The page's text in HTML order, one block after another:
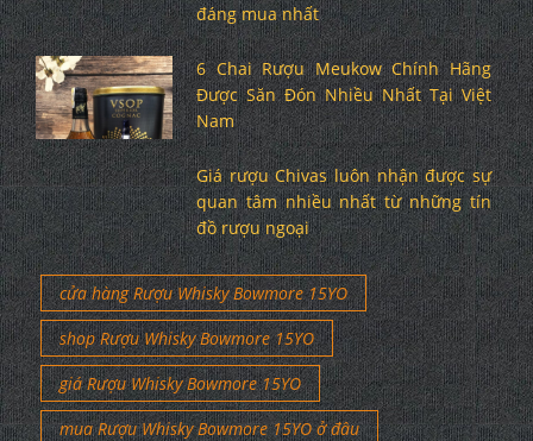
đáng mua nhất
6 Chai Rượu Meukow Chính Hãng
Được Săn Đón Nhiều Nhất Tại Việt
Nam
Giá rượu Chivas luôn nhận được sự
quan tâm nhiều nhất từ những tín
đồ rượu ngoại
cửa hàng Rượu Whisky Bowmore 15YO
shop Rượu Whisky Bowmore 15YO
giá Rượu Whisky Bowmore 15YO
mua Rượu Whisky Bowmore 15YO ở đâu